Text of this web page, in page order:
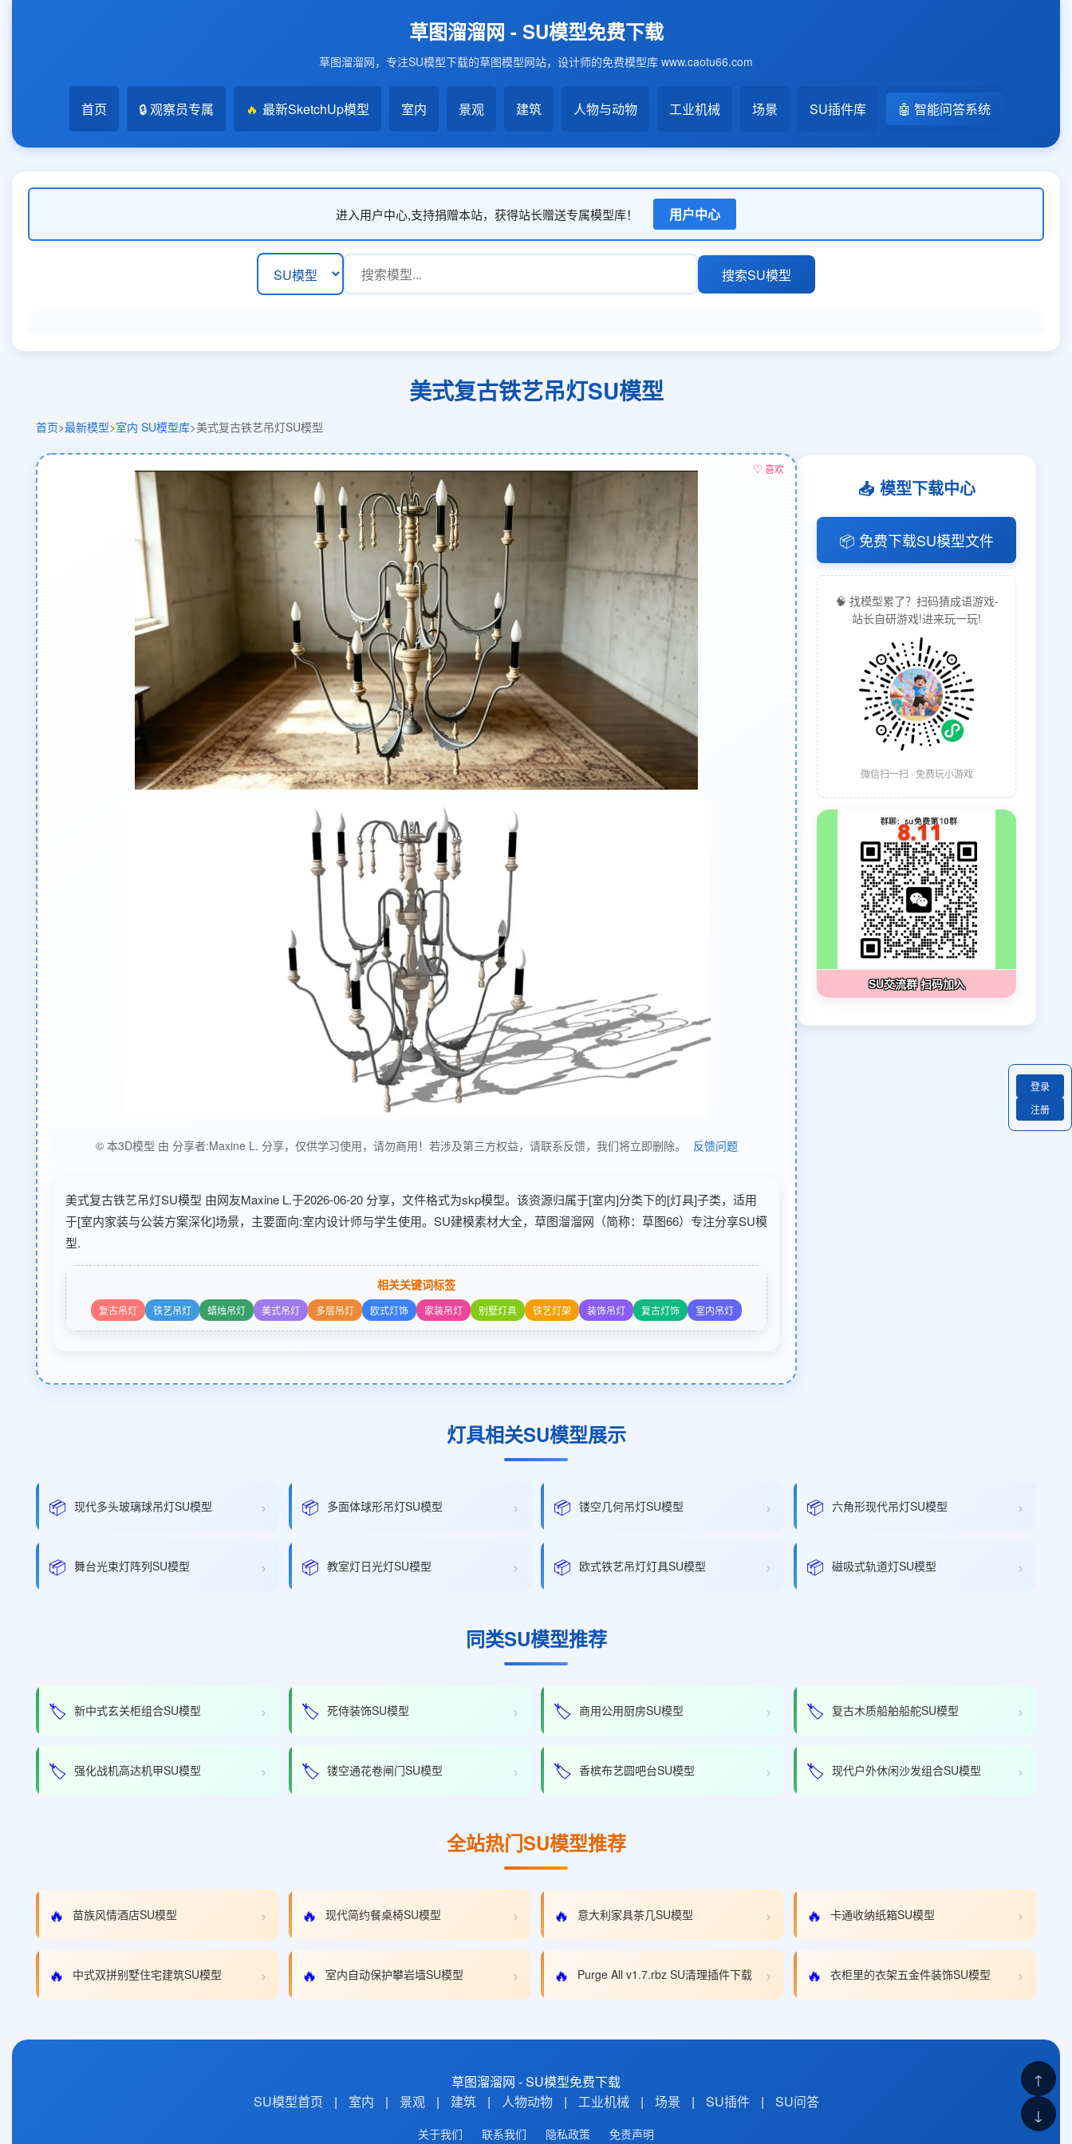
草图溜溜网 - SU模型免费下载
草图溜溜网，专注SU模型下载的草图模型网站，设计师的免费模型库 www.caotu66.com
首页 🔒 观察员专属 🔥 最新SketchUp模型 室内 景观 建筑 人物与动物 工业机械 场景 SU插件库 🤖 智能问答系统
进入用户中心,支持捐赠本站，获得站长赠送专属模型库！ 用户中心
搜索SU模型
美式复古铁艺吊灯SU模型
首页>最新模型>室内 SU模型库>美式复古铁艺吊灯SU模型
♡ 喜欢
© 本3D模型 由 分享者:Maxine L. 分享，仅供学习使用，请勿商用！若涉及第三方权益，请联系反馈，我们将立即删除。 反馈问题
美式复古铁艺吊灯SU模型 由网友Maxine L.于2026-06-20 分享，文件格式为skp模型。该资源归属于[室内]分类下的[灯具]子类，适用
于[室内家装与公装方案深化]场景，主要面向:室内设计师与学生使用。SU建模素材大全，草图溜溜网（简称：草图66）专注分享SU模
型.
相关关键词标签
复古吊灯 铁艺吊灯 蜡烛吊灯 美式吊灯 多层吊灯 欧式灯饰 家装吊灯 别墅灯具 铁艺灯架 装饰吊灯 复古灯饰 室内吊灯
📥 模型下载中心
📦 免费下载SU模型文件
🧠 找模型累了？扫码猜成语游戏-
站长自研游戏!进来玩一玩!
微信扫一扫 · 免费玩小游戏
SU交流群 扫码加入
灯具相关SU模型展示
📦 现代多头玻璃球吊灯SU模型 › 📦 多面体球形吊灯SU模型 › 📦 镂空几何吊灯SU模型 › 📦 六角形现代吊灯SU模型 ›
📦 舞台光束灯阵列SU模型 › 📦 教室灯日光灯SU模型 › 📦 欧式铁艺吊灯灯具SU模型 › 📦 磁吸式轨道灯SU模型 ›
同类SU模型推荐
🏷️ 新中式玄关柜组合SU模型 › 🏷️ 死侍装饰SU模型 › 🏷️ 商用公用厨房SU模型 › 🏷️ 复古木质船舶船舵SU模型 ›
🏷️ 强化战机高达机甲SU模型 › 🏷️ 镂空通花卷闸门SU模型 › 🏷️ 香槟布艺圆吧台SU模型 › 🏷️ 现代户外休闲沙发组合SU模型 ›
全站热门SU模型推荐
🔥 苗族风情酒店SU模型 › 🔥 现代简约餐桌椅SU模型 › 🔥 意大利家具茶几SU模型 › 🔥 卡通收纳纸箱SU模型 ›
🔥 中式双拼别墅住宅建筑SU模型 › 🔥 室内自动保护攀岩墙SU模型 › 🔥 Purge All v1.7.rbz SU清理插件下载 › 🔥 衣柜里的衣架五金件装饰SU模型 ›
草图溜溜网 - SU模型免费下载
SU模型首页
| 室内 | 景观 | 建筑 | 人物动物 | 工业机械 | 场景 | SU插件 | SU问答
关于我们 联系我们 隐私政策 免责声明
↑
↓
登录
注册